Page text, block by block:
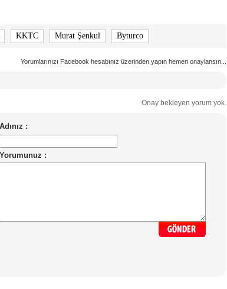
KKTC Murat Şenkul Byturco
Yorumlarınızı Facebook hesabınız üzerinden yapın hemen onaylansın...
Onay bekleyen yorum yok.